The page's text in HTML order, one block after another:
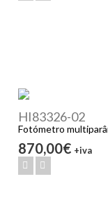
HI83326-02
Fotómetro
870,00€ +iva